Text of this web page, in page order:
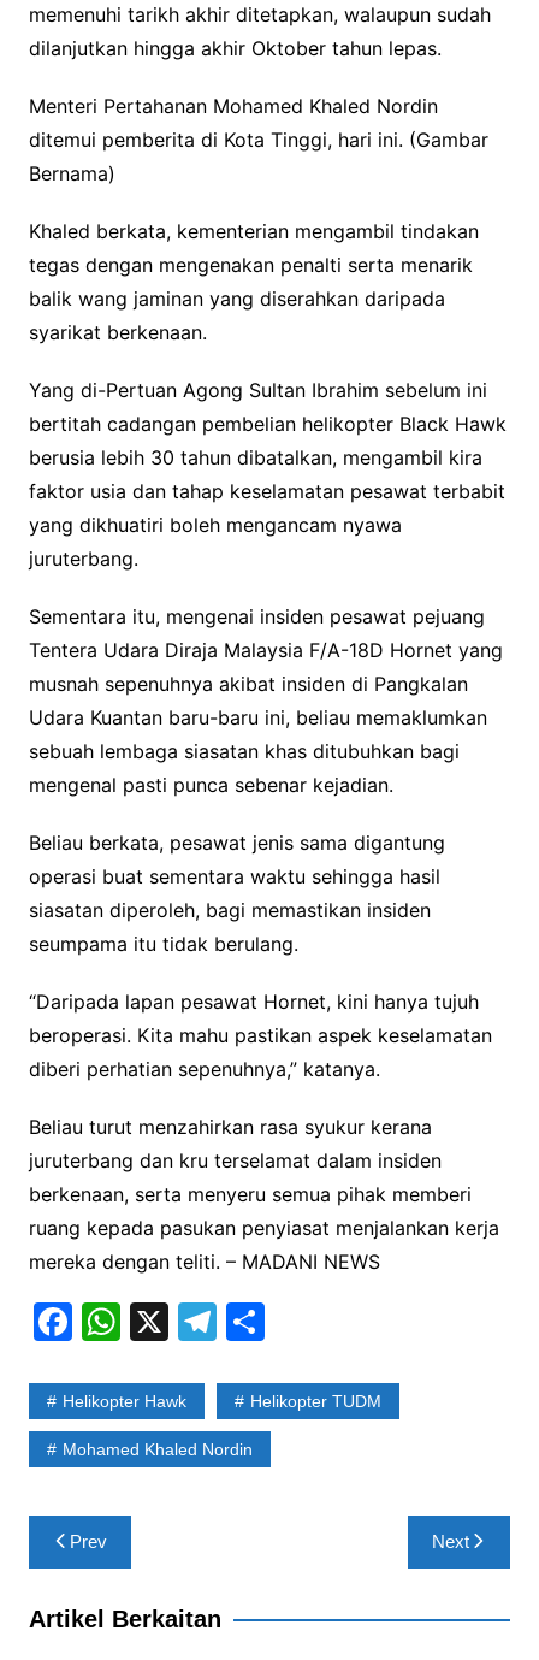
memenuhi tarikh akhir ditetapkan, walaupun sudah
dilanjutkan hingga akhir Oktober tahun lepas.
Menteri Pertahanan Mohamed Khaled Nordin
ditemui pemberita di Kota Tinggi, hari ini. (Gambar
Bernama)
Khaled berkata, kementerian mengambil tindakan
tegas dengan mengenakan penalti serta menarik
balik wang jaminan yang diserahkan daripada
syarikat berkenaan.
Yang di-Pertuan Agong Sultan Ibrahim sebelum ini
bertitah cadangan pembelian helikopter Black Hawk
berusia lebih 30 tahun dibatalkan, mengambil kira
faktor usia dan tahap keselamatan pesawat terbabit
yang dikhuatiri boleh mengancam nyawa
juruterbang.
Sementara itu, mengenai insiden pesawat pejuang
Tentera Udara Diraja Malaysia F/A-18D Hornet yang
musnah sepenuhnya akibat insiden di Pangkalan
Udara Kuantan baru-baru ini, beliau memaklumkan
sebuah lembaga siasatan khas ditubuhkan bagi
mengenal pasti punca sebenar kejadian.
Beliau berkata, pesawat jenis sama digantung
operasi buat sementara waktu sehingga hasil
siasatan diperoleh, bagi memastikan insiden
seumpama itu tidak berulang.
“Daripada lapan pesawat Hornet, kini hanya tujuh
beroperasi. Kita mahu pastikan aspek keselamatan
diberi perhatian sepenuhnya,” katanya.
Beliau turut menzahirkan rasa syukur kerana
juruterbang dan kru terselamat dalam insiden
berkenaan, serta menyeru semua pihak memberi
ruang kepada pasukan penyiasat menjalankan kerja
mereka dengan teliti. – MADANI NEWS
F
c
e
b
o
o
W
at
s
A
p
X T
e
gr
a
S
ar
e
Helikopter Hawk Helikopter TUDM
Mohamed Khaled Nordin
Post
navigation
Prev Next
Artikel Berkaitan